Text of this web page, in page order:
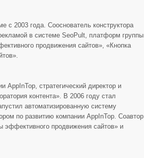
с 2003 года. Сооснователь конструктора
в системе SeoPult, платформ группы
продвижения сайтов», «Кнопка
AppInTop, стратегический директор и
контента». В 2006 году стал
автоматизированную систему
по развитию компании AppInTop. Соавтор
эффективного продвижения сайтов» и